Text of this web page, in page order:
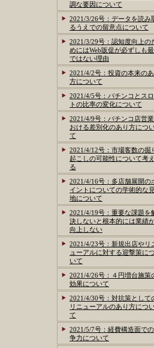
調な要因について
2021/3/26号：データを読み
るうえでの留意点について
2021/3/29号：認知度向上の
めにはWeb販促が必ずしも
ではない理由
2021/4/2号：投資の本来のあ
方について
2021/4/5号：パチンコとスロ
トの比率の変化について
2021/4/9号：パチンコ店営
おける差別化のあり方につ
て
2021/4/12号：市場客数の掘
起こしの可能性について考え
る
2021/4/16号：多店舗展開の
イントについての学術的な見
地について
2021/4/19号：重要な課題を
決しないと根本的には業績
向上しない
2021/4/23号：新規出店やリ
ューアルに対する迎撃策につ
いて
2021/4/26号：４円増台施策
効果について
2021/4/30号：対抗策として
リニューアルのあり方につ
て
2021/5/7号：経費構造面で
争力について